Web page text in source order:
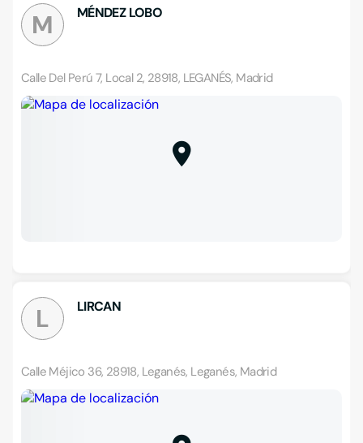
M MÉNDEZ LOBO
Calle Del Perú 7, Local 2, 28918, LEGANÉS, Madrid
L LIRCAN
Calle Méjico 36, 28918, Leganés, Leganés, Madrid